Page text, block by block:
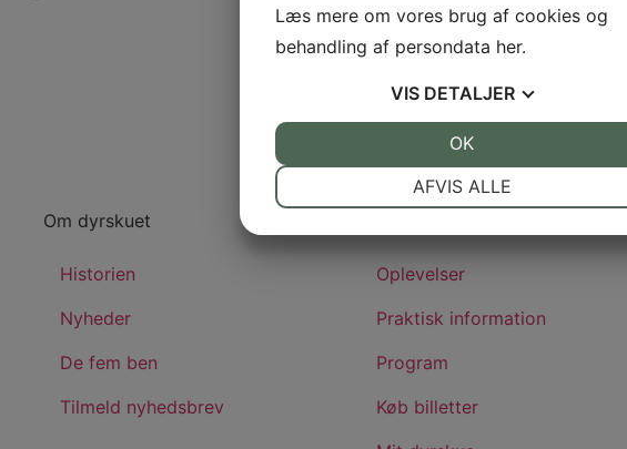
Om dyrskuet
Historien
Nyheder
De fem ben
Tilmeld nyhedsbrev
Oplevelser
Praktisk information
Program
Køb billetter
Læs mere om vores brug af cookies og
behandling af persondata her.
VIS DETALJER
AFVIS ALLE
OK